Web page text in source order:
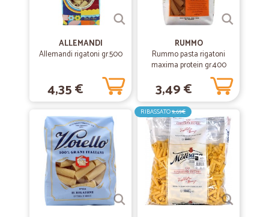
ALLEMANDI
Allemandi rigatoni gr.500
4,35 €
RUMMO
Rummo pasta rigatoni
maxima protein gr.400
3,49 €
RIBASSATO9,69€